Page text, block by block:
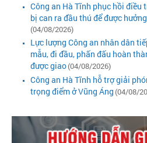
Công an Hà Tĩnh phục hồi điều
bị can ra đầu thú để được
(04/08/2026)
Lực lượng Công an nhân dân
mẫu, đi đầu, phấn đấu hoàn
được giao(04/08/2026)
Công an Hà Tĩnh hỗ trợ giải
trọng điểm ở Vũng Áng (04/08/